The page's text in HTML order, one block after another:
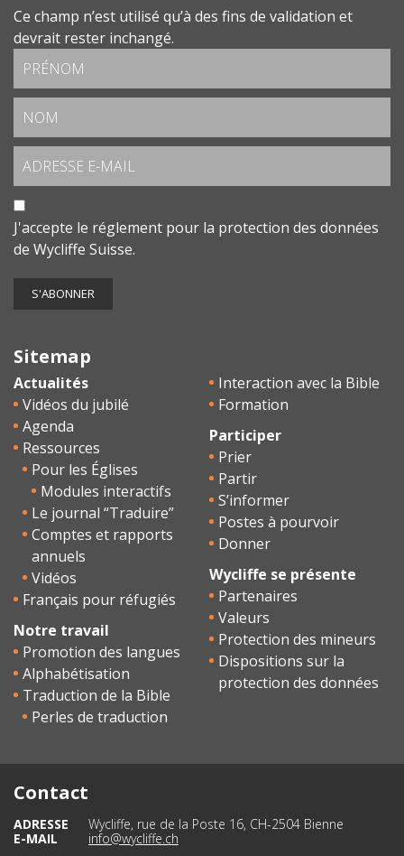
Ce champ n’est utilisé qu’à des fins de validation et
devrait rester inchangé.
J'accepte le réglement pour la protection des données
de Wycliffe Suisse.
Sitemap
Actualités
Vidéos du jubilé
Agenda
Ressources
Pour les Églises
Modules interactifs
Le journal “Traduire”
Comptes et rapports
annuels
Vidéos
Français pour réfugiés
Notre travail
Promotion des langues
Alphabétisation
Traduction de la Bible
Perles de traduction
Interaction avec la Bible
Formation
Participer
Prier
Partir
S’informer
Postes à pourvoir
Donner
Wycliffe se présente
Partenaires
Valeurs
Protection des mineurs
Dispositions sur la
protection des données
Contact
ADRESSE
Wycliffe, rue de la Poste 16, CH-2504 Bienne
E-MAIL
info@wycliffe.ch